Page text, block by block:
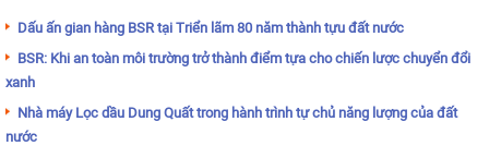
Dấu ấn gian hàng BSR tại Triển lãm 80 năm thành tựu đất nước
BSR: Khi an toàn môi trường trở thành điểm tựa cho chiến lược chuyển đổi
xanh
Nhà máy Lọc dầu Dung Quất trong hành trình tự chủ năng lượng của đất
nước